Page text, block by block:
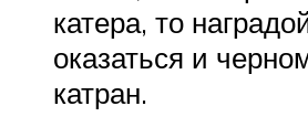
катера, то
оказаться и
катран.